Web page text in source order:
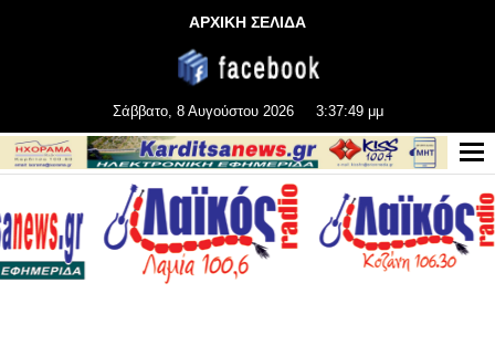
ΑΡΧΙΚΗ ΣΕΛΙΔΑ
Σάββατο, 8 Αυγούστου 2026 3:37:50 μμ